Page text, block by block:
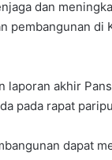
dan
pembangunan di
laporan akhir
pada rapat
dapat